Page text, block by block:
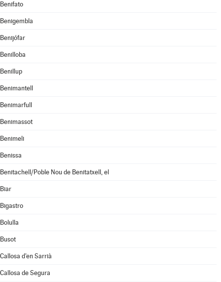
Benifato
Benigembla
Benijófar
Benilloba
Benillup
Benimantell
Benimarfull
Benimassot
Benimeli
Benissa
Benitachell/Poble Nou de Benitatxell, el
Biar
Bigastro
Bolulla
Busot
Callosa d'en Sarrià
Callosa de Segura